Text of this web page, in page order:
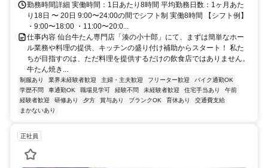
勤務時間詳細 実働時間：1日あたり8時間 平均勤務日数：1ヶ月あた
り18日 〜 20日 9:00〜24:00の間でシフト制 実働8時間 【シフト例】
・9:00〜18:00 ・11:00〜20:0...
仕事内容 仙台牛たん専門店「湊の小十郎」にて、まずは簡単なホー
ル業務や料理の提供、キッチンの盛り付け補助からスタート！ 私た
ちが目指すのは、ただ料理を提供するだけの飲食店ではありません。
牛たん焼き...
制服あり 業界未経験者歓迎 主婦・主夫歓迎 フリーター歓迎
バイク通勤OK
学歴不問
車通勤OK 職場見学可 経験不問 未経験者歓迎 住宅手当あり
午前
経験者歓迎
研修あり 夕方 賞与あり ブランクOK 育休あり
交通費支給
まかないあり
正社員